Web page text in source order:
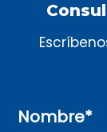
Nombre*